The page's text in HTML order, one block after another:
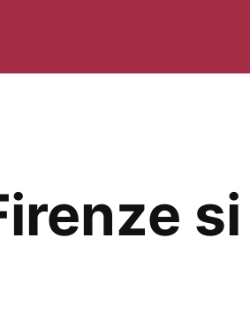
si